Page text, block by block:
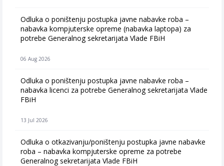
Odluka o poništenju postupka javne nabavke roba –
nabavka kompjuterske opreme (nabavka laptopa) za
potrebe Generalnog sekretarijata Vlade FBiH
06 Aug 2026
Odluka o poništenju postupka javne nabavke roba –
nabavka licenci za potrebe Generalnog sekretarijata Vlade
FBiH
13 Jul 2026
Odluka o otkazivanju/poništenju postupka javne nabavke
roba – nabavka kompjuterske opreme za potrebe
Generalnog sekretarijata Vlade FBiH